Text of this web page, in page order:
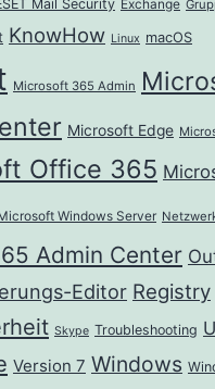
Mail Security Exchange
KnowHow Linux macOS
Microsoft 365 Admin
Microsoft Edge
Office 365
Windows Server
Admin Center
Editor Registry
Skype Troubleshooting
Version 7 Windows